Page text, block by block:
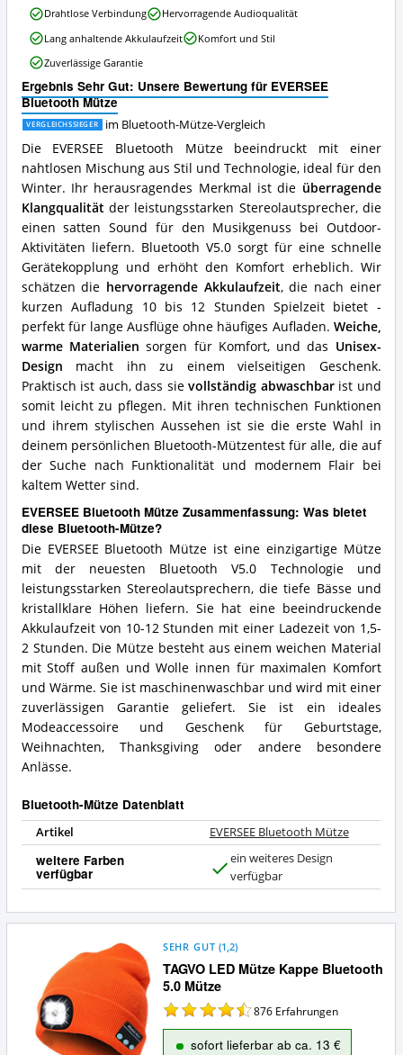
Ergebnis Sehr Gut: Unsere Bewertung für EVERSEE
Bluetooth Mütze
VERGLEICHSSIEGER im Bluetooth-Mütze-Vergleich
Die EVERSEE Bluetooth Mütze beeindruckt mit einer
nahtlosen Mischung aus Stil und Technologie, ideal für den
Winter. Ihr herausragendes Merkmal ist die überragende
Klangqualitätder leistungsstarken Stereolautsprecher, die
einen satten Sound für den Musikgenuss bei Outdoor-
Aktivitäten liefern. Bluetooth V5.0 sorgt für eine schnelle
Gerätekopplung und erhöht den Komfort erheblich. Wir
schätzen die hervorragende Akkulaufzeit, die nach einer
kurzen Aufladung 10 bis 12 Stunden Spielzeit bietet -
perfekt für lange Ausflüge ohne häufiges Aufladen. Weiche,
warme Materialien sorgen für Komfort, und das Unisex-
Design macht ihn zu einem vielseitigen Geschenk.
Praktisch ist auch, dass sievollständig abwaschbarist und
somit leicht zu pflegen. Mit ihren technischen Funktionen
und ihrem stylischen Aussehen ist sie die erste Wahl in
deinem persönlichen Bluetooth-Mützentest für alle, die auf
der Suche nach Funktionalität und modernem Flair bei
kaltem Wetter sind.
EVERSEE Bluetooth Mütze Zusammenfassung: Was bietet
diese Bluetooth-Mütze?
Die EVERSEE Bluetooth Mütze ist eine einzigartige Mütze
mit der neuesten Bluetooth V5.0 Technologie und
leistungsstarken Stereolautsprechern, die tiefe Bässe und
kristallklare Höhen liefern. Sie hat eine beeindruckende
Akkulaufzeit von 10-12 Stunden mit einer Ladezeit von 1,5-
2 Stunden. Die Mütze besteht aus einem weichen Material
mit Stoff außen und Wolle innen für maximalen Komfort
und Wärme. Sie ist maschinenwaschbar und wird mit einer
zuverlässigen Garantie geliefert. Sie ist ein ideales
Modeaccessoire und Geschenk für Geburtstage,
Weihnachten, Thanksgiving oder andere besondere
Anlässe.
Bluetooth-Mütze Datenblatt
Artikel EVERSEE Bluetooth Mütze
weitere Farben
verfügbar
a
ein weiteres Design
verfügbar
EVERSEE
Bluetooth
Mütze
Vorteile:
Was
spricht
für
diese
Bluetooth-
Mütze?
Drahtlose Verbindung
Hervorragende Audioqualität
Lang anhaltende Akkulaufzeit
Komfort und Stil
Zuverlässige Garantie
TAGVO LED Mütze Kappe Bluetooth
5.0 Mütze
SEHR GUT (1,2)
876 Erfahrungen
sofort lieferbar ab ca. 13 €